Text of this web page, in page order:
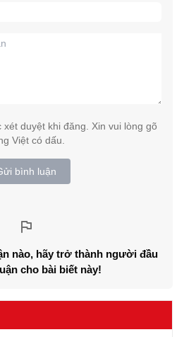
duyệt khi đăng. Xin vui lòng gõ
Việt có dấu.
bình luận
nào, hãy trở thành người đầu
cho bài biết này!